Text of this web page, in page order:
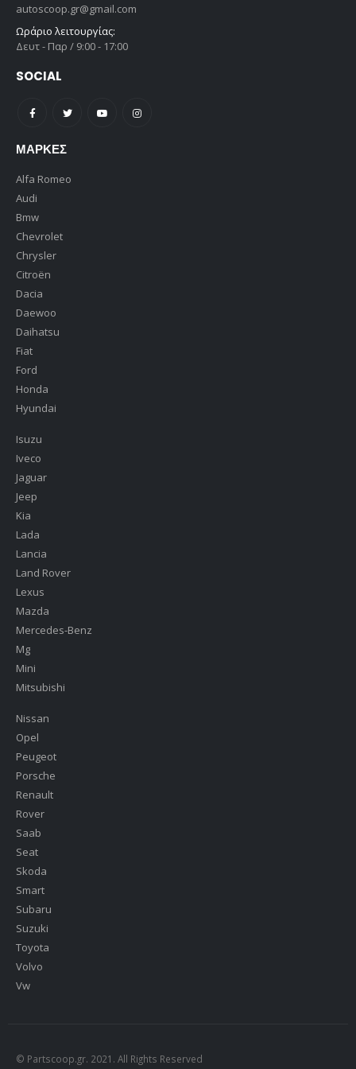
autoscoop.gr@gmail.com
Ωράριο λειτουργίας:
Δευτ - Παρ / 9:00 - 17:00
SOCIAL
ΜΆΡΚΕΣ
Alfa Romeo
Audi
Bmw
Chevrolet
Chrysler
Citroën
Dacia
Daewoo
Daihatsu
Fiat
Ford
Honda
Hyundai
Isuzu
Iveco
Jaguar
Jeep
Kia
Lada
Lancia
Land Rover
Lexus
Mazda
Mercedes-Benz
Mg
Mini
Mitsubishi
Nissan
Opel
Peugeot
Porsche
Renault
Rover
Saab
Seat
Skoda
Smart
Subaru
Suzuki
Toyota
Volvo
Vw
© Partscoop.gr. 2021. All Rights Reserved